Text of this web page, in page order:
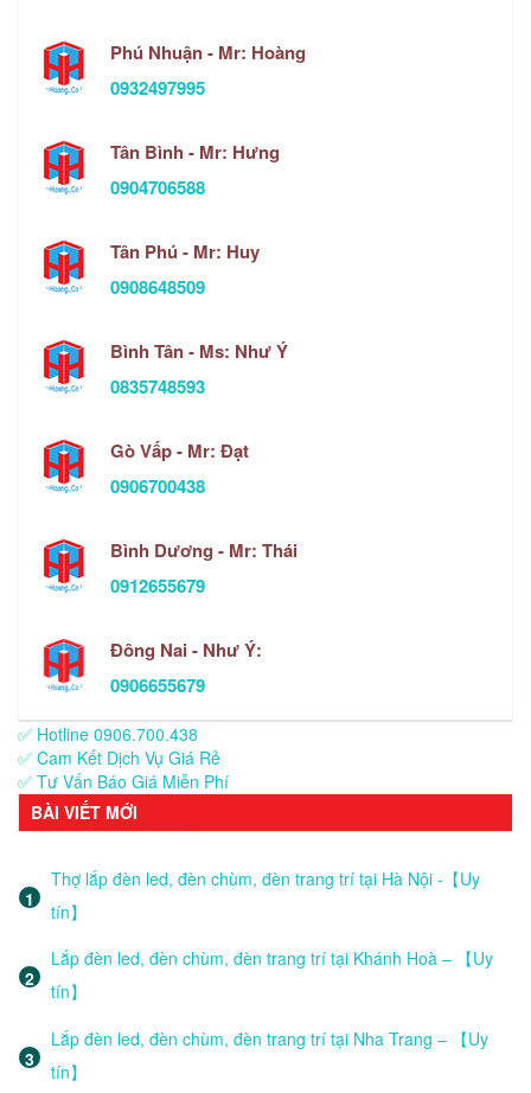
Phú Nhuận - Mr: Hoàng
0932497995
Tân Bình - Mr: Hưng
0904706588
Tân Phú - Mr: Huy
0908648509
Bình Tân - Ms: Như Ý
0835748593
Gò Vấp - Mr: Đạt
0906700438
Bình Dương - Mr: Thái
0912655679
Đông Nai - Như Ý:
0906655679
✅ Hotline 0906.700.438
✅ Cam Kết Dịch Vụ Giá Rẻ
✅ Tư Vấn Báo Giá Miễn Phí
BÀI VIẾT MỚI
Thợ lắp đèn led, đèn chùm, đèn trang trí tại Hà Nội -【Uy
tín】
Lắp đèn led, đèn chùm, đèn trang trí tại Khánh Hoà – 【Uy
tín】
Lắp đèn led, đèn chùm, đèn trang trí tại Nha Trang – 【Uy
tín】